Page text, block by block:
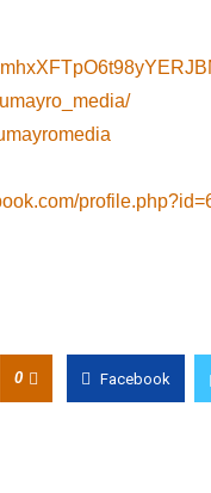
0 Facebook